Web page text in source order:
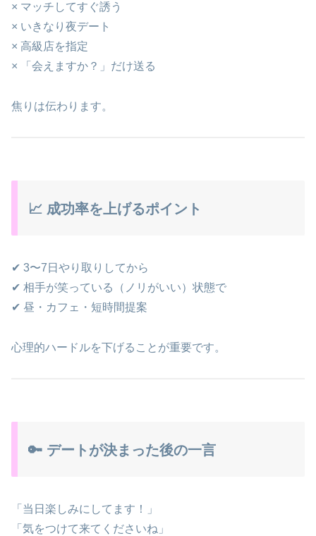
× マッチしてすぐ誘う
× いきなり夜デート
× 高級店を指定
× 「会えますか？」だけ送る
焦りは伝わります。
📈 成功率を上げるポイント
✔ 3〜7日やり取りしてから
✔ 相手が笑っている（ノリがいい）状態で
✔ 昼・カフェ・短時間提案
心理的ハードルを下げることが重要です。
🔑 デートが決まった後の一言
「当日楽しみにしてます！」
「気をつけて来てくださいね」